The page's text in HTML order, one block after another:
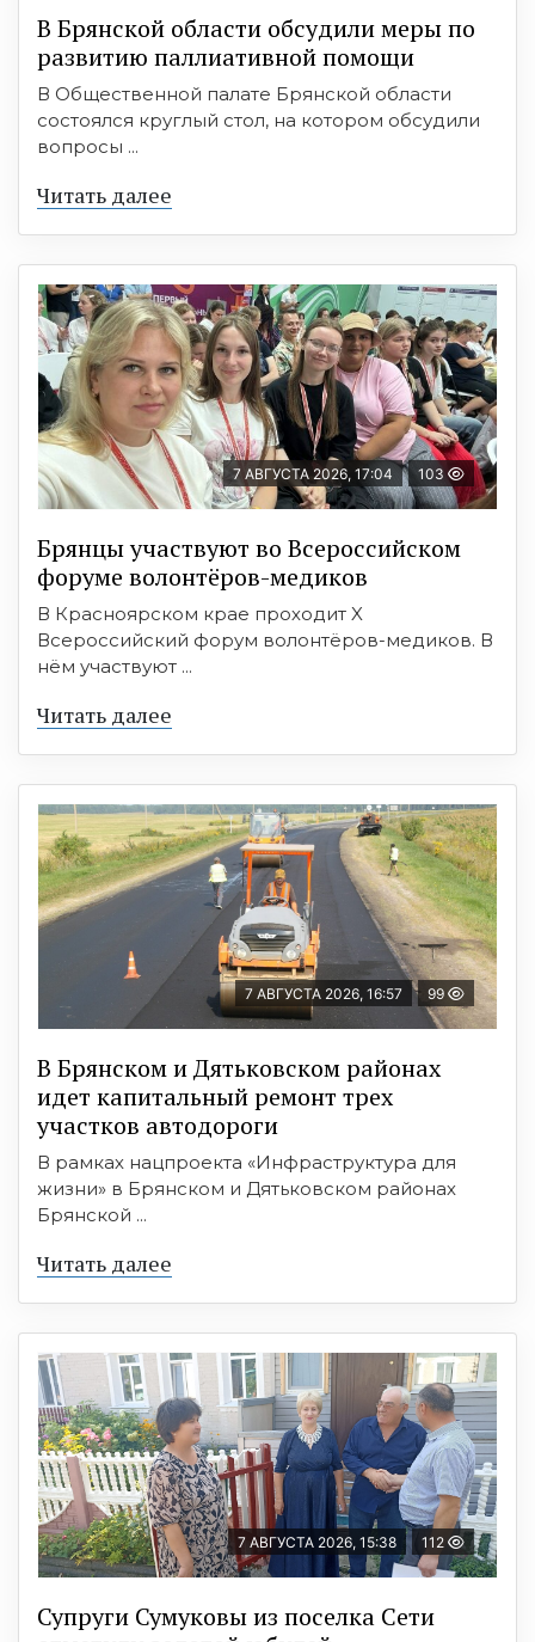
В Брянской области обсудили меры по
развитию паллиативной помощи
В Общественной палате Брянской области
состоялся круглый стол, на котором обсудили
вопросы ...
Читать далее
7 АВГУСТА 2026, 17:04 103
Брянцы участвуют во Всероссийском
форуме волонтёров-медиков
В Красноярском крае проходит X
Всероссийский форум волонтёров-медиков. В
нём участвуют ...
Читать далее
7 АВГУСТА 2026, 16:57 99
В Брянском и Дятьковском районах
идет капитальный ремонт трех
участков автодороги
В рамках нацпроекта «Инфраструктура для
жизни» в Брянском и Дятьковском районах
Брянской ...
Читать далее
7 АВГУСТА 2026, 15:38 112
Супруги Сумуковы из поселка Сети